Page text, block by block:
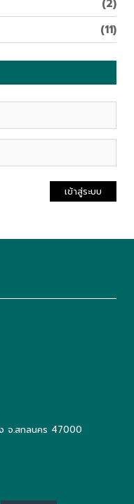
(2)
(11)
เข้าสู่ระบบ
จ.สกลนคร 47000